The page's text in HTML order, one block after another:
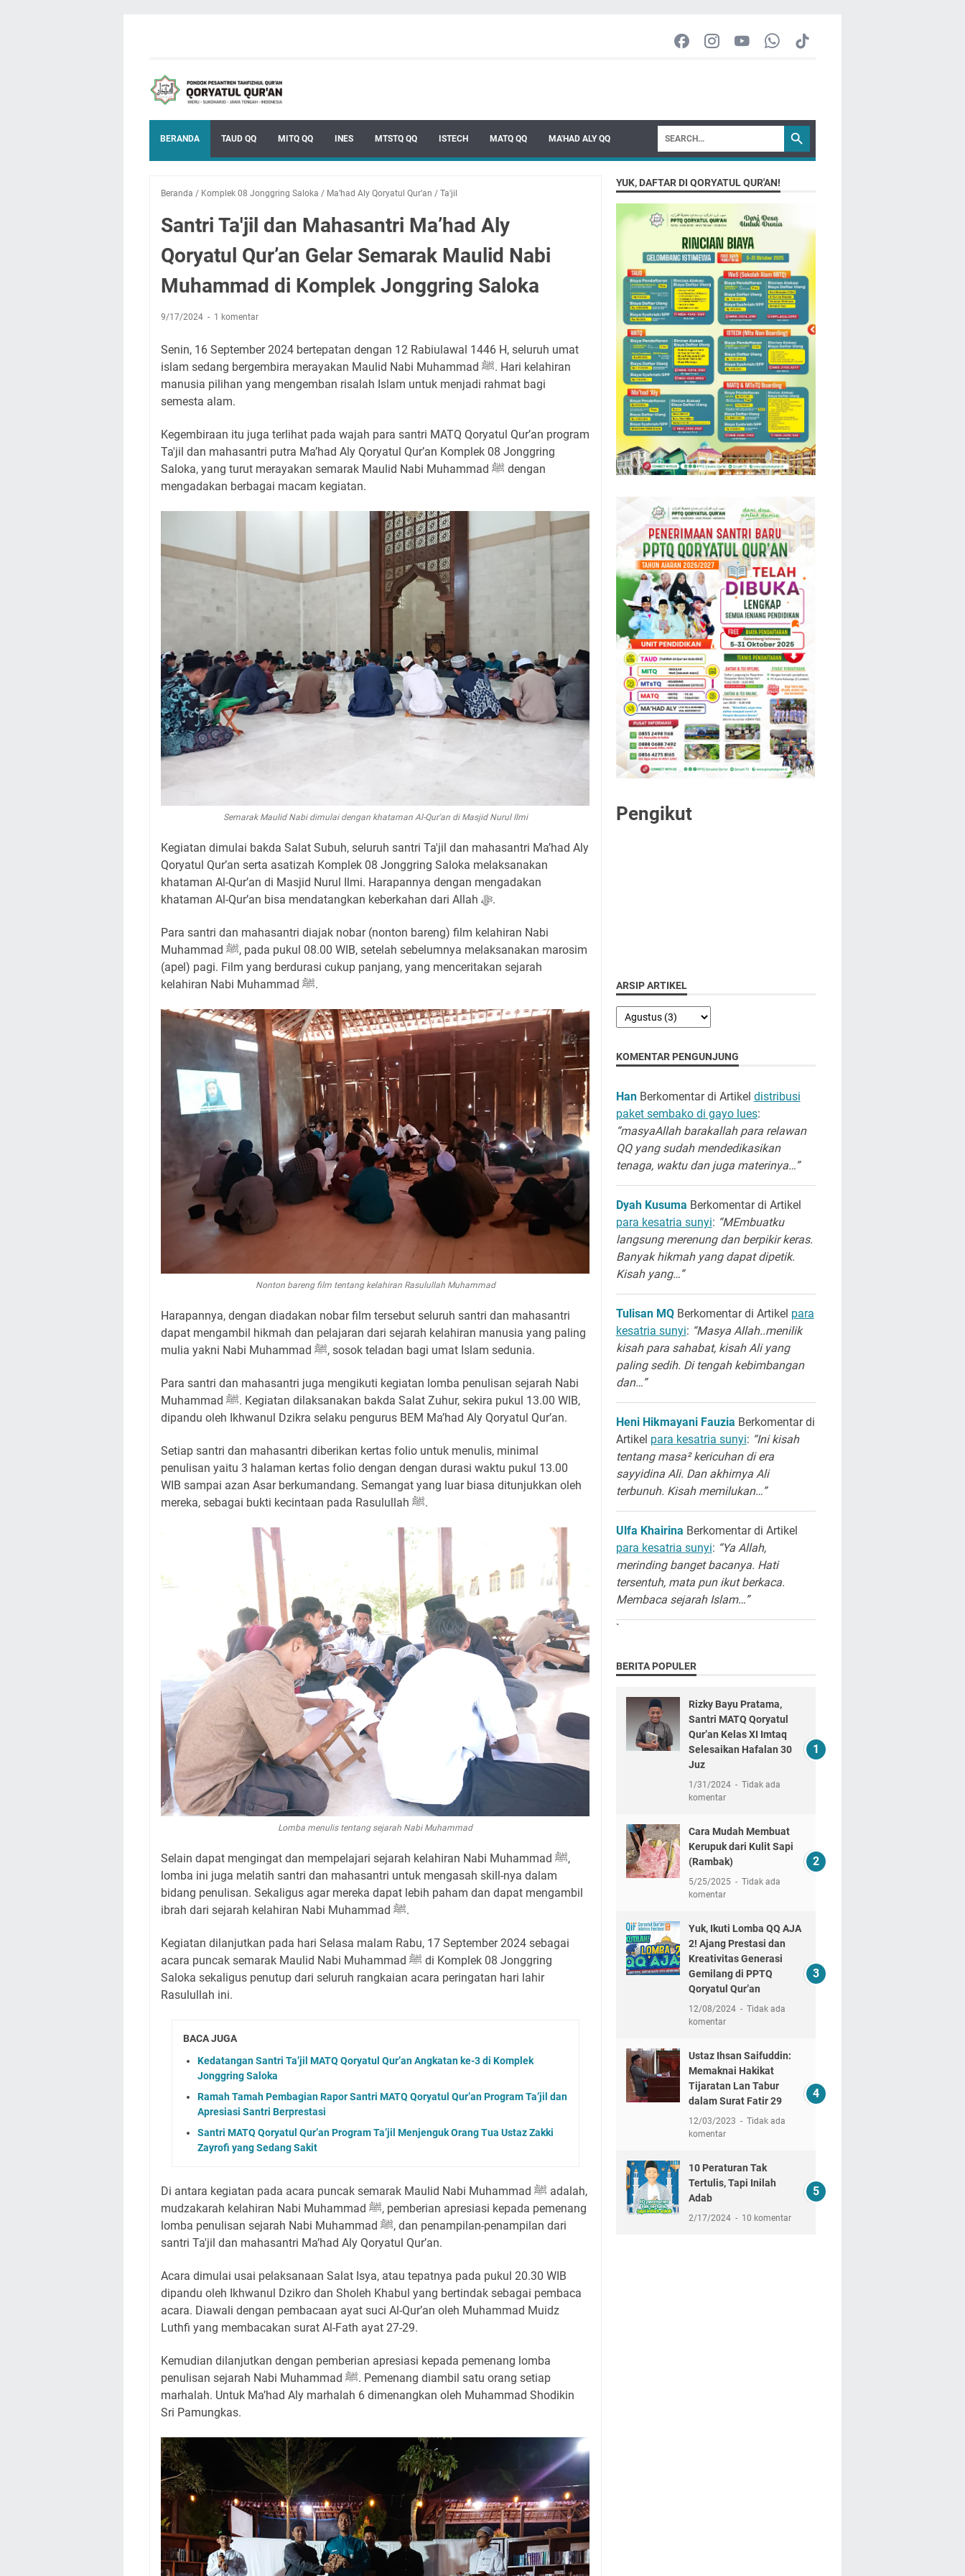
BERANDA TAUD QQ MITQ QQ INES MTSTQ QQ ISTECH MATQ QQ MA'HAD ALY QQ
Beranda / Komplek 08 Jonggring Saloka / Ma’had Aly Qoryatul Qur’an / Ta'jil
Santri Ta'jil dan Mahasantri Ma’had Aly
Qoryatul Qur’an Gelar Semarak Maulid Nabi
Muhammad di Komplek Jonggring Saloka
9/17/2024 1 komentar
Senin, 16 September 2024 bertepatan dengan 12 Rabiulawal 1446 H, seluruh umat
islam sedang bergembira merayakan Maulid Nabi Muhammad ﷺ. Hari kelahiran
manusia pilihan yang mengemban risalah Islam untuk menjadi rahmat bagi
semesta alam.
Kegembiraan itu juga terlihat pada wajah para santri MATQ Qoryatul Qur’an program
Ta'jil dan mahasantri putra Ma’had Aly Qoryatul Qur’an Komplek 08 Jonggring
Saloka, yang turut merayakan semarak Maulid Nabi Muhammad ﷺ dengan
mengadakan berbagai macam kegiatan.
Semarak Maulid Nabi dimulai dengan khataman Al-Qur'an di Masjid Nurul Ilmi
Kegiatan dimulai bakda Salat Subuh, seluruh santri Ta'jil dan mahasantri Ma’had Aly
Qoryatul Qur’an serta asatizah Komplek 08 Jonggring Saloka melaksanakan
khataman Al-Qur’an di Masjid Nurul Ilmi. Harapannya dengan mengadakan
khataman Al-Qur’an bisa mendatangkan keberkahan dari Allah ﷻ.
Para santri dan mahasantri diajak nobar (nonton bareng) film kelahiran Nabi
Muhammad ﷺ, pada pukul 08.00 WIB, setelah sebelumnya melaksanakan marosim
(apel) pagi. Film yang berdurasi cukup panjang, yang menceritakan sejarah
kelahiran Nabi Muhammad ﷺ.
Nonton bareng film tentang kelahiran Rasulullah Muhammad
Harapannya, dengan diadakan nobar film tersebut seluruh santri dan mahasantri
dapat mengambil hikmah dan pelajaran dari sejarah kelahiran manusia yang paling
mulia yakni Nabi Muhammad ﷺ, sosok teladan bagi umat Islam sedunia.
Para santri dan mahasantri juga mengikuti kegiatan lomba penulisan sejarah Nabi
Muhammad ﷺ. Kegiatan dilaksanakan bakda Salat Zuhur, sekira pukul 13.00 WIB,
dipandu oleh Ikhwanul Dzikra selaku pengurus BEM Ma’had Aly Qoryatul Qur’an.
Setiap santri dan mahasantri diberikan kertas folio untuk menulis, minimal
penulisan yaitu 3 halaman kertas folio dengan dengan durasi waktu pukul 13.00
WIB sampai azan Asar berkumandang. Semangat yang luar biasa ditunjukkan oleh
mereka, sebagai bukti kecintaan pada Rasulullah ﷺ.
Lomba menulis tentang sejarah Nabi Muhammad
Selain dapat mengingat dan mempelajari sejarah kelahiran Nabi Muhammad ﷺ,
lomba ini juga melatih santri dan mahasantri untuk mengasah skill-nya dalam
bidang penulisan. Sekaligus agar mereka dapat lebih paham dan dapat mengambil
ibrah dari sejarah kelahiran Nabi Muhammad ﷺ.
Kegiatan dilanjutkan pada hari Selasa malam Rabu, 17 September 2024 sebagai
acara puncak semarak Maulid Nabi Muhammad ﷺ di Komplek 08 Jonggring
Saloka sekaligus penutup dari seluruh rangkaian acara peringatan hari lahir
Rasulullah ini.
BACA JUGA
Kedatangan Santri Ta’jil MATQ Qoryatul Qur’an Angkatan ke-3 di Komplek
Jonggring Saloka
Ramah Tamah Pembagian Rapor Santri MATQ Qoryatul Qur’an Program Ta’jil dan
Apresiasi Santri Berprestasi
Santri MATQ Qoryatul Qur’an Program Ta’jil Menjenguk Orang Tua Ustaz Zakki
Zayrofi yang Sedang Sakit
Di antara kegiatan pada acara puncak semarak Maulid Nabi Muhammad ﷺ adalah,
mudzakarah kelahiran Nabi Muhammad ﷺ, pemberian apresiasi kepada pemenang
lomba penulisan sejarah Nabi Muhammad ﷺ, dan penampilan-penampilan dari
santri Ta'jil dan mahasantri Ma’had Aly Qoryatul Qur’an.
Acara dimulai usai pelaksanaan Salat Isya, atau tepatnya pada pukul 20.30 WIB
dipandu oleh Ikhwanul Dzikro dan Sholeh Khabul yang bertindak sebagai pembaca
acara. Diawali dengan pembacaan ayat suci Al-Qur’an oleh Muhammad Muidz
Luthfi yang membacakan surat Al-Fath ayat 27-29.
Kemudian dilanjutkan dengan pemberian apresiasi kepada pemenang lomba
penulisan sejarah Nabi Muhammad ﷺ. Pemenang diambil satu orang setiap
marhalah. Untuk Ma’had Aly marhalah 6 dimenangkan oleh Muhammad Shodikin
Sri Pamungkas.
YUK, DAFTAR DI QORYATUL QUR'AN!
Pengikut
ARSIP ARTIKEL
KOMENTAR PENGUNJUNG
HanBerkomentar di Artikel distribusi
paket sembako di gayo lues:
“masyaAllah barakallah para relawan
QQ yang sudah mendedikasikan
tenaga, waktu dan juga materinya…”
Dyah Kusuma Berkomentar di Artikel
para kesatria sunyi: “MEmbuatku
langsung merenung dan berpikir keras.
Banyak hikmah yang dapat dipetik.
Kisah yang…”
Tulisan MQBerkomentar di Artikel para
kesatria sunyi: “Masya Allah..menilik
kisah para sahabat, kisah Ali yang
paling sedih. Di tengah kebimbangan
dan…”
Heni Hikmayani Fauzia Berkomentar di
Artikel para kesatria sunyi: “Ini kisah
tentang masa² kericuhan di era
sayyidina Ali. Dan akhirnya Ali
terbunuh. Kisah memilukan…”
Ulfa Khairina Berkomentar di Artikel
para kesatria sunyi: “Ya Allah,
merinding banget bacanya. Hati
tersentuh, mata pun ikut berkaca.
Membaca sejarah Islam…”
`
BERITA POPULER
Rizky Bayu Pratama,
Santri MATQ Qoryatul
Qur’an Kelas XI Imtaq
Selesaikan Hafalan 30
Juz
1/31/2024
Tidak ada
komentar
Cara Mudah Membuat
Kerupuk dari Kulit Sapi
(Rambak)
5/25/2025
Tidak ada
komentar
Yuk, Ikuti Lomba QQ AJA
2! Ajang Prestasi dan
Kreativitas Generasi
Gemilang di PPTQ
Qoryatul Qur’an
12/08/2024
Tidak ada
komentar
Ustaz Ihsan Saifuddin:
Memaknai Hakikat
Tijaratan Lan Tabur
dalam Surat Fatir 29
12/03/2023
Tidak ada
komentar
10 Peraturan Tak
Tertulis, Tapi Inilah
Adab
2/17/2024 10 komentar